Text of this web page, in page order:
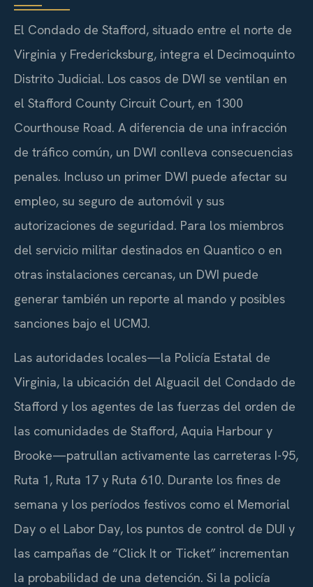
El Condado de Stafford, situado entre el norte de
Virginia y Fredericksburg, integra el Decimoquinto
Distrito Judicial. Los casos de DWI se ventilan en
el Stafford County Circuit Court, en 1300
Courthouse Road. A diferencia de una infracción
de tráfico común, un DWI conlleva consecuencias
penales. Incluso un primer DWI puede afectar su
empleo, su seguro de automóvil y sus
autorizaciones de seguridad. Para los miembros
del servicio militar destinados en Quantico o en
otras instalaciones cercanas, un DWI puede
generar también un reporte al mando y posibles
sanciones bajo el UCMJ.
Las autoridades locales—la Policía Estatal de
Virginia, la ubicación del Alguacil del Condado de
Stafford y los agentes de las fuerzas del orden de
las comunidades de Stafford, Aquia Harbour y
Brooke—patrullan activamente las carreteras I-95,
Ruta 1, Ruta 17 y Ruta 610. Durante los fines de
semana y los períodos festivos como el Memorial
Day o el Labor Day, los puntos de control de DUI y
las campañas de “Click It or Ticket” incrementan
la probabilidad de una detención. Si la policía